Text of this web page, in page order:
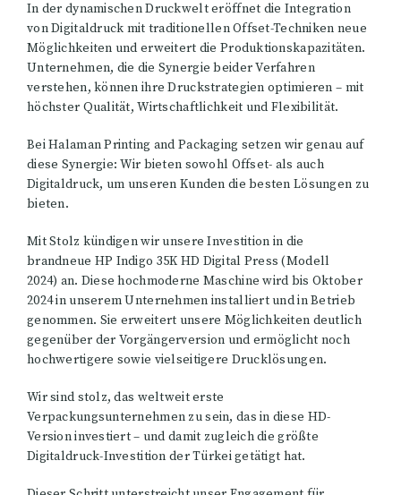
In der dynamischen Druckwelt eröffnet die Integration
von Digitaldruck mit traditionellen Offset-Techniken neue
Möglichkeiten und erweitert die Produktionskapazitäten.
Unternehmen, die die Synergie beider Verfahren
verstehen, können ihre Druckstrategien optimieren – mit
höchster Qualität, Wirtschaftlichkeit und Flexibilität.
Bei Halaman Printing and Packaging setzen wir genau auf
diese Synergie: Wir bieten sowohl Offset- als auch
Digitaldruck, um unseren Kunden die besten Lösungen zu
bieten.
Mit Stolz kündigen wir unsere Investition in die
brandneue HP Indigo 35K HD Digital Press (Modell
2024) an. Diese hochmoderne Maschine wird bis Oktober
2024 in unserem Unternehmen installiert und in Betrieb
genommen. Sie erweitert unsere Möglichkeiten deutlich
gegenüber der Vorgängerversion und ermöglicht noch
hochwertigere sowie vielseitigere Drucklösungen.
Wir sind stolz, das weltweit erste
Verpackungsunternehmen zu sein, das in diese HD-
Version investiert – und damit zugleich die größte
Digitaldruck-Investition der Türkei getätigt hat.